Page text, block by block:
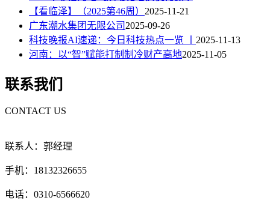
【看临泽】（2025第46周） 2025-11-21
广东潮水集团无限公司2025-09-26
科技晚报AI速递：今日科技热点一览 丨 2025-11-13
河南：以“智”赋能打制制冷财产高地2025-11-05
联系我们
CONTACT US
联系人：郭经理
手机：18132326655
电话：0310-6566620